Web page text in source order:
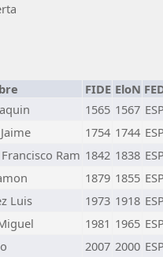
FIDE EloN
1565 1567
1754 1744
Ram 1842 1838
1879 1855
Luis 1973 1918
1981 1965
2007 2000